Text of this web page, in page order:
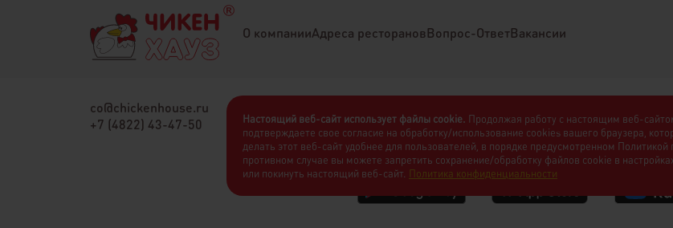
О компанииАдреса ресторановВопрос-ОтветВакансии
co@chickenhouse.ru
+7 (4822) 43-47-50
Настоящий веб-сайт использует файлы cookie. Продолжая работу с настоящим веб-
подтверждаете свое согласие на обработку/использование cookies вашего браузера,
делать этот веб-сайт удобнее для пользователей, в порядке предусмотренном
противном случае вы можете запретить сохранение/обработку файлов cookie в
или покинуть настоящий веб-сайт. Политика конфиденциальности